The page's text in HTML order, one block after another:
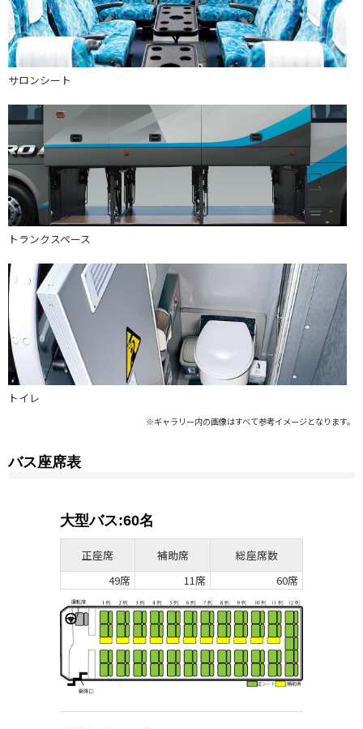
サロンシート
トランクスペース
トイレ
バス座席表
大型バス:60名
正座席 補助席
総座席数
49席
11席 60席